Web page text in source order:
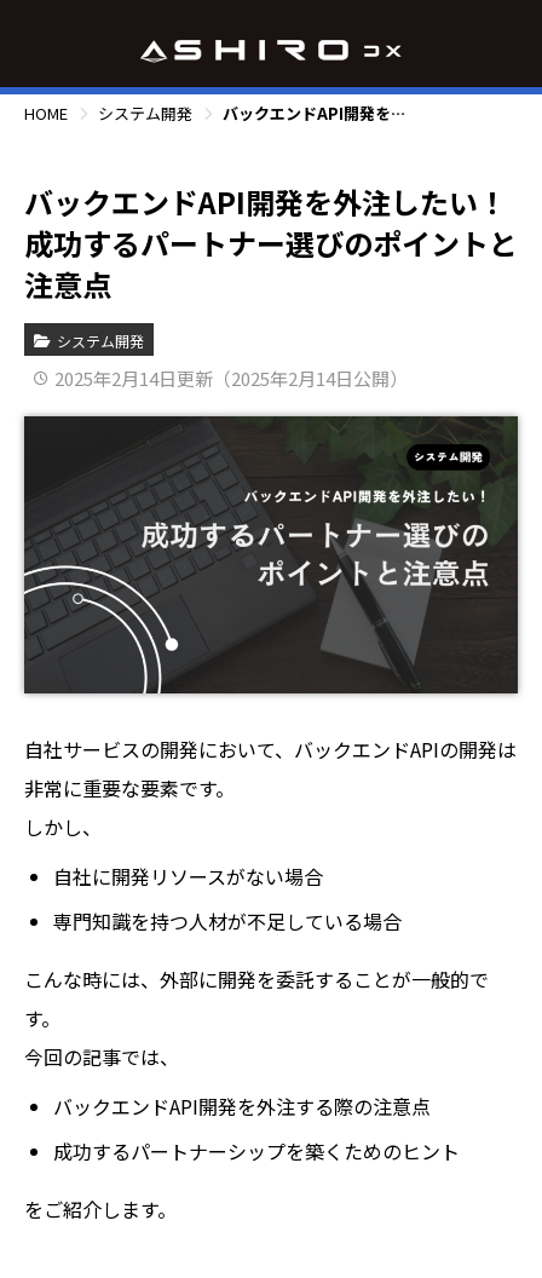
HOME システム開発 バックエンドAPI開発を外注したい！成功するパートナー選びのポイントと注意点
バックエンドAPI開発を外注したい！
成功するパートナー選びのポイントと
注意点
システム開発
2025年2月14日更新（2025年2月14日公開）
自社サービスの開発において、バックエンドAPIの開発は
非常に重要な要素です。
しかし、
自社に開発リソースがない場合
専門知識を持つ人材が不足している場合
こんな時には、外部に開発を委託することが一般的で
す。
今回の記事では、
バックエンドAPI開発を外注する際の注意点
成功するパートナーシップを築くためのヒント
をご紹介します。